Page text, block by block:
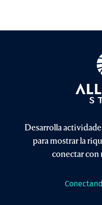
Desarrolla
para mostrar la
conectar con